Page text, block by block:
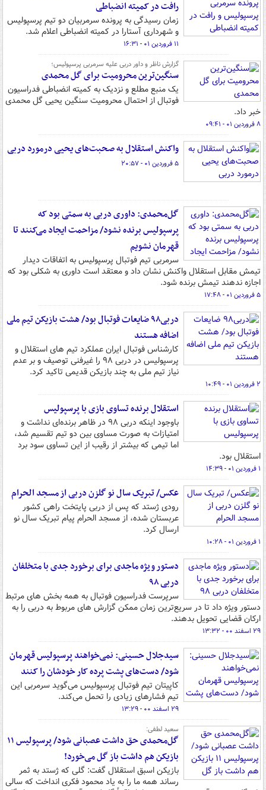
رافت در کمیته انضباطی
زمان رسیدگی به پرونده سرمربیان دو تیم پرسپولیس
و شهرداری آستارا در کمیته انضباطی اعلام شد.
۱۱ فروردین ۰۱ - ۱۶:۳۱
گزارش ناظر و داور دربی علیه سرمربی پرسپولیس؛
سنگین‌ترین محرومیت برای گل محمدی
یک منبع مطلع و نزدیک به کمیته انضباطی فدراسیون
فوتبال از احتمال محرومیت سنگین یحیی گل محمدی
خبر داد.
۸ فروردین ۰۱ - ۰۹:۴۱
واکنش استقلال به صحبت‌های یحیی درمورد دربی
۵ فروردین ۰۱ - ۲۰:۵۷
گل‌محمدی: داوری دربی به سمتی بود که
پرسپولیس برنده نشود/ مزاحمت‌ ایجاد می‌کنند تا
قهرمان نشویم
سرمربی تیم فوتبال پرسپولیس به اتفاقات دیدار
تیمش مقابل استقلال واکنش نشان داد و معتقد است داوری به شکلی بود که
اجازه ندهند تیمش برنده شود.
۵ فروردین ۰۱ - ۱۷:۴۸
دربی۹۸ ضایعات فوتبال بود/ هشت بازیکن تیم ملی
اضافه هستند
کارشناس فوتبال ایران عملکرد تیم های استقلال و
پرسپولیس در دربی ۹۸ را غیرفنی توصیف و بر عدم
نیاز تیم ملی به چند بازیکن قدیمی تاکید کرد.
۲ فروردین ۰۱ - ۱۰:۴۹
استقلال برنده تساوی بازی با پرسپولیس
باوجود اینکه دربی ۹۸ در ظاهر برنده‌ای نداشت و
امتیازات به صورت مساوی بین دو تیم تقسیم شد،
اما تیمی که بیشتر از رقیب از این تساوی سود برد
استقلال بود.
۱ فروردین ۰۱ - ۱۴:۳۹
عکس/ تبریک سال نو گلزن دربی از مسجد الحرام
رودی ژستد که پس از دربی پایتخت راهی کشور
عربستان شده، از مسجد الحرام پیام تبریک سال نو
ارسال کرد.
۱ فروردین ۰۱ - ۱۰:۲۸
دستور ویژه ماجدی برای برخورد جدی با متخلفان
دربی ۹۸
سرپرست فدراسیون فوتبال به همه بخش های مرتبط
دستور ویژه داد تا در سریع‌ترین زمان ممکن گزارش های مربوط به دربی را به
ارکان قضایی تحویل بدهند.
۲۹ اسفند ۰۰ - ۱۳:۳۲
سیدجلال حسینی: نمی‌خواهند پرسپولیس قهرمان
شود/ دست‌های پشت پرده کار خودشان را کنند
کاپیتان تیم فوتبال پرسپولیس می‌گوید سرمربی این
تیم فشارهای زیادی را تحمل می‌کند.
۲۹ اسفند ۰۰ - ۱۳:۲۹
سعید لطفی:
گل‌محمدی حق داشت عصبانی شود/ پرسپولیس ۱۱
بازیکن هم داشت باز گل می‌خورد!
بازیکن اسبق استقلال گفت: گلی که ژستد به ثمر
رساند همه ما را به یاد محمود فکری انداخت که سالی